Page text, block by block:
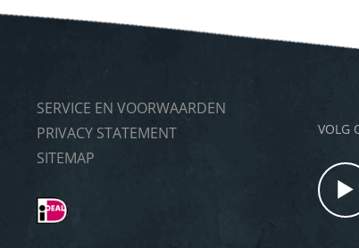
SERVICE EN VOORWAARDEN
PRIVACY STATEMENT
SITEMAP
VOLG